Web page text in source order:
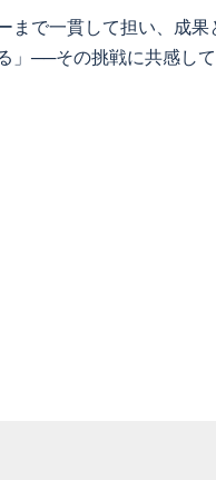
で一貫して担い、成果
──その挑戦に共感し